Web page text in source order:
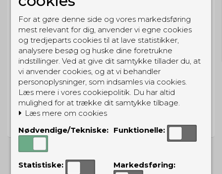
GRATIS LEVERING
Til pakkeboks ved køb for 399 kr.
Gratis hjemmelevering for 699 kr.
PRISGARANTI
For at gøre denne side og vores markedsføring
mest relevant for dig, anvender vi egne cookies
og tredjeparts cookies til at lave statistikker,
analysere besøg og huske dine foretrukne
indstillinger. Ved at give dit samtykke tillader du, at
vi anvender cookies, og at vi behandler
personoplysninger, som indsamles via cookies.
Læs mere i vores cookiepolitik. Du har altid
mulighed for at trække dit samtykke tilbage.
Læs mere om cookies
Nødvendige/Tekniske: Funktionelle:
Statistiske: Markedsføring: